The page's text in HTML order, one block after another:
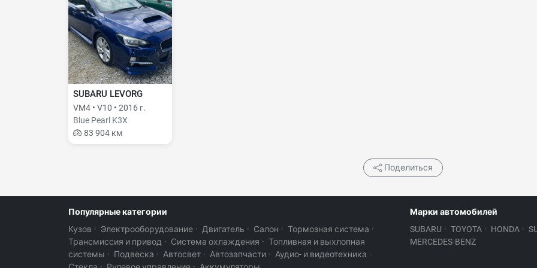
SUBARU LEVORG
VM4 • V10 • 2016 г.
Blue Pearl K3X
83 904 км
Поделиться
Популярные категории
Кузов · Электрооборудование · Двигатель · Салон · Тормозная система ·
Трансмиссия и привод · Система охлаждения · Топливная и выхлопная
системы · Подвеска · Автосвет · Автозапчасти · Аудио- и видеотехника ·
Марки автомобилей
SUBARU · TOYOTA · HONDA ·
MERCEDES-BENZ